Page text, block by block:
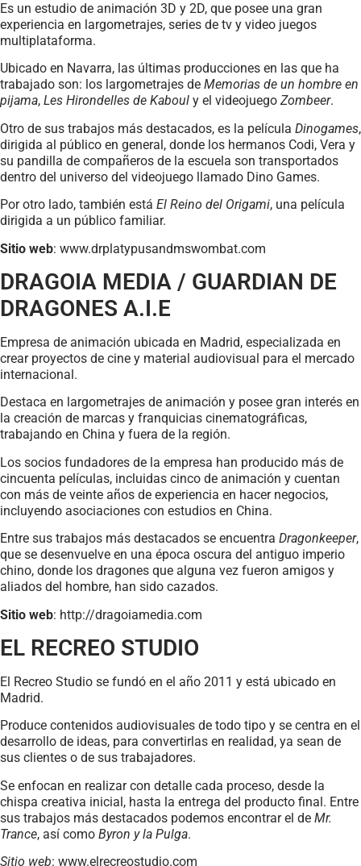
Es un estudio de animación 3D y 2D, que posee una gran
experiencia en largometrajes, series de tv y video juegos
multiplataforma.
Ubicado en Navarra, las últimas producciones en las que ha
trabajado son: los largometrajes de Memorias de un hombre en
pijama, Les Hirondelles de Kaboul y el videojuego Zombeer.
Otro de sus trabajos más destacados, es la película Dinogames,
dirigida al público en general, donde los hermanos Codi, Vera y
su pandilla de compañeros de la escuela son transportados
dentro del universo del videojuego llamado Dino Games.
Por otro lado, también está El Reino del Origami, una película
dirigida a un público familiar.
Sitio web: www.drplatypusandmswombat.com
DRAGOIA MEDIA / GUARDIAN DE
DRAGONES A.I.E
Empresa de animación ubicada en Madrid, especializada en
crear proyectos de cine y material audiovisual para el mercado
internacional.
Destaca en largometrajes de animación y posee gran interés en
la creación de marcas y franquicias cinematográficas,
trabajando en China y fuera de la región.
Los socios fundadores de la empresa han producido más de
cincuenta películas, incluidas cinco de animación y cuentan
con más de veinte años de experiencia en hacer negocios,
incluyendo asociaciones con estudios en China.
Entre sus trabajos más destacados se encuentra Dragonkeeper,
que se desenvuelve en una época oscura del antiguo imperio
chino, donde los dragones que alguna vez fueron amigos y
aliados del hombre, han sido cazados.
Sitio web: http://dragoiamedia.com
EL RECREO STUDIO
El Recreo Studio se fundó en el año 2011 y está ubicado en
Madrid.
Produce contenidos audiovisuales de todo tipo y se centra en el
desarrollo de ideas, para convertirlas en realidad, ya sean de
sus clientes o de sus trabajadores.
Se enfocan en realizar con detalle cada proceso, desde la
chispa creativa inicial, hasta la entrega del producto final. Entre
sus trabajos más destacados podemos encontrar el de Mr.
Trance, así como Byron y la Pulga.
Sitio web: www.elrecreostudio.com